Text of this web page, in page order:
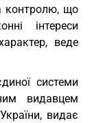
контролю, що
інтереси
веде
системи
видавцем
видає